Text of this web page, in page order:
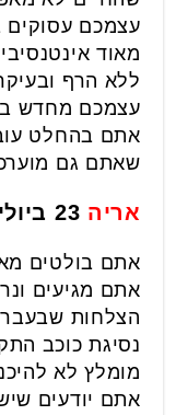
עצמכם עסוקים
מאוד
ללא הרף
עצמכם מחדש
אתם בהחלט
שאתם גם
אריה
אתם בולטים
אתם מגיעים
הצלחות
נסיגת כוכב
מומלץ לא
אתם יודעים